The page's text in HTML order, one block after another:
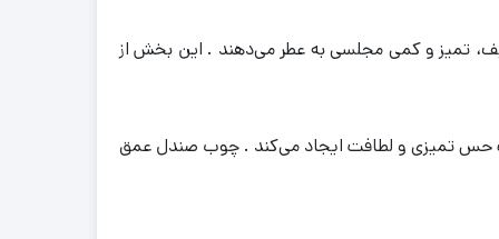
تمیز و کمی مجلسی به عطر می‌دهند . این بخش از
حس تمیزی و لطافت ایجاد می‌کند . چوب صندل عمق